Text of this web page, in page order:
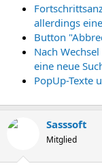
allerdings
Button
Nach
eine neue
PopUp-Texte
Sasssoft
Mitglied